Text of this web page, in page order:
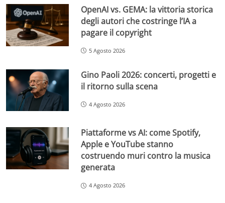
OpenAI vs. GEMA: la vittoria storica
degli autori che costringe l’IA a
pagare il copyright
5 Agosto 2026
Gino Paoli 2026: concerti, progetti e
il ritorno sulla scena
4 Agosto 2026
Piattaforme vs AI: come Spotify,
Apple e YouTube stanno
costruendo muri contro la musica
generata
4 Agosto 2026